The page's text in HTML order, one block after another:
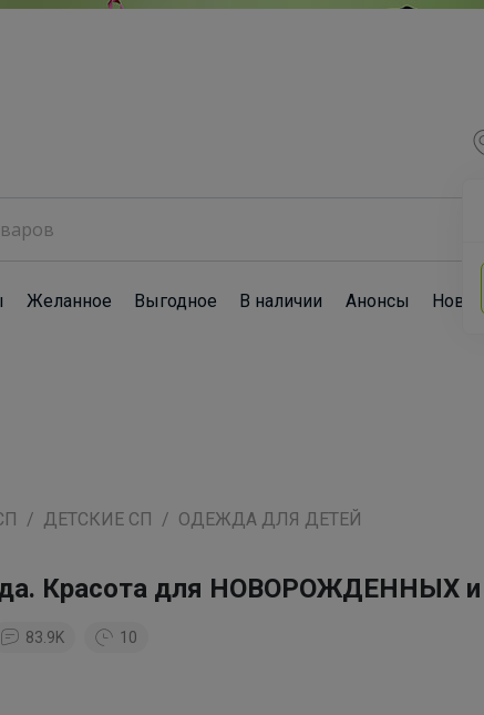
Желанное Выгодное В наличии Анонсы
ДЕТСКИЕ СП ОДЕЖДА ДЛЯ ДЕТЕЙ
Красота для НОВОРОЖДЕННЫХ
83.9K 10